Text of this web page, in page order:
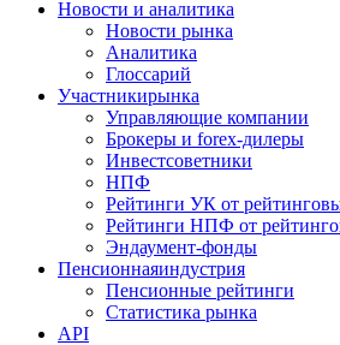
Новости и аналитика
Новости рынка
Аналитика
Глоссарий
Участникирынка
Управляющие компании
Брокеры и forex-дилеры
Инвестсоветники
НПФ
Рейтинги УК от
Рейтинги НПФ от
Эндаумент-фонды
Пенсионнаяиндустрия
Пенсионные рейтинги
Статистика рынка
API